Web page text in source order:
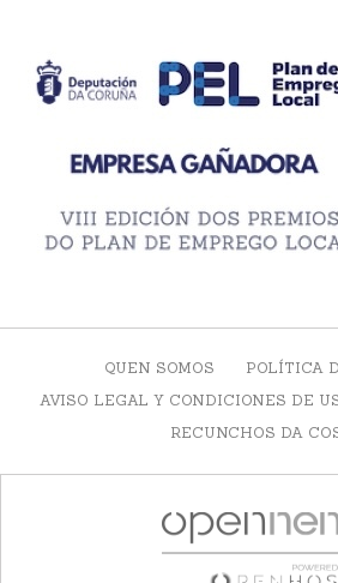
QUEN SOMOS
POLÍTICA
AVISO LEGAL Y CONDICIONES DE
RECUNCHOS DA